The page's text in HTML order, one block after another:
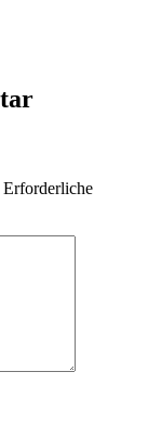
Erforderliche